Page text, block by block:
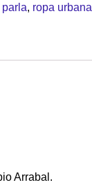
parla, ropa urbana
Arrabal.